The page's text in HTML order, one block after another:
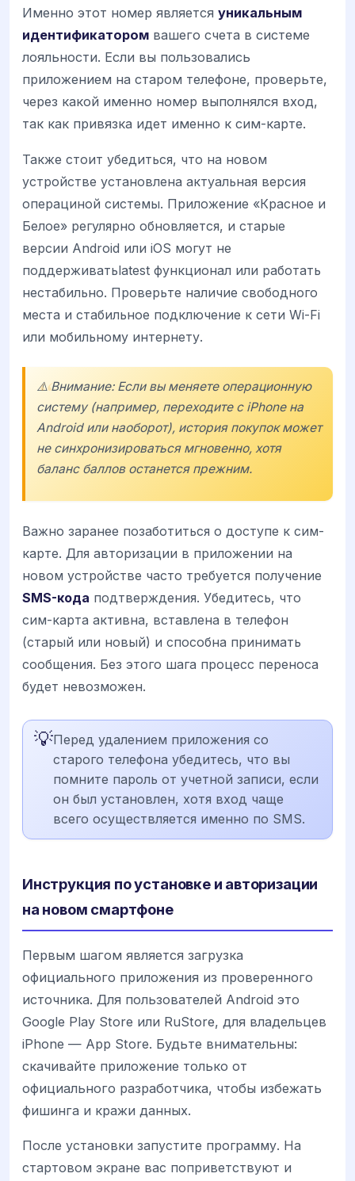
Именно этот номер является уникальным
идентификатором вашего счета в системе
лояльности. Если вы пользовались
приложением на старом телефоне, проверьте,
через какой именно номер выполнялся вход,
так как привязка идет именно к сим-карте.
Также стоит убедиться, что на новом
устройстве установлена актуальная версия
операциной системы. Приложение «Красное и
Белое» регулярно обновляется, и старые
версии Android или iOS могут не
поддерживатьlatest функционал или работать
нестабильно. Проверьте наличие свободного
места и стабильное подключение к сети Wi-Fi
или мобильному интернету.
⚠️ Внимание: Если вы меняете операционную
систему (например, переходите с iPhone на
Android или наоборот), история покупок может
не синхронизироваться мгновенно, хотя
баланс баллов останется прежним.
Важно заранее позаботиться о доступе к сим-
карте. Для авторизации в приложении на
новом устройстве часто требуется получение
SMS-кода подтверждения. Убедитесь, что
сим-карта активна, вставлена в телефон
(старый или новый) и способна принимать
сообщения. Без этого шага процесс переноса
будет невозможен.
💡Перед удалением приложения со
старого телефона убедитесь, что вы
помните пароль от учетной записи, если
он был установлен, хотя вход чаще
всего осуществляется именно по SMS.
Инструкция по установке и авторизации
на новом смартфоне
Первым шагом является загрузка
официального приложения из проверенного
источника. Для пользователей Android это
Google Play Store или RuStore, для владельцев
iPhone — App Store. Будьте внимательны:
скачивайте приложение только от
официального разработчика, чтобы избежать
фишинга и кражи данных.
После установки запустите программу. На
стартовом экране вас поприветствуют и